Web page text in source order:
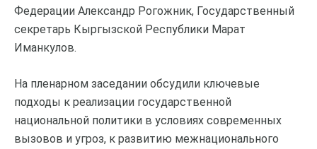
Федерации Александр Рогожник, Государственный
секретарь Кыргызской Республики Марат
Иманкулов.
На пленарном заседании обсудили ключевые
подходы к реализации государственной
национальной политики в условиях современных
вызовов и угроз, к развитию межнационального